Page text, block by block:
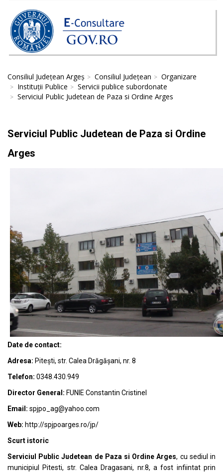
Consiliul Județean Argeș Consiliul Județean
Organizare
Instituții Publice
Servicii publice subordonate
Serviciul Public Judetean de Paza si Ordine Arges
Serviciul Public Judetean de Paza si Ordine
Arges
Date de contact:
Adresa: Pitești, str. Calea Drăgășani, nr. 8
Telefon: 0348.430.949
Director General: FUNIE Constantin Cristinel
Email: spjpo_ag@yahoo.com
Web: http://spjpoarges.ro/jp/
Scurt istoric
Serviciul Public Judetean de Paza si Ordine Arges, cu sediul in
municipiul Pitesti, str. Calea Dragasani, nr.8, a fost infiintat prin